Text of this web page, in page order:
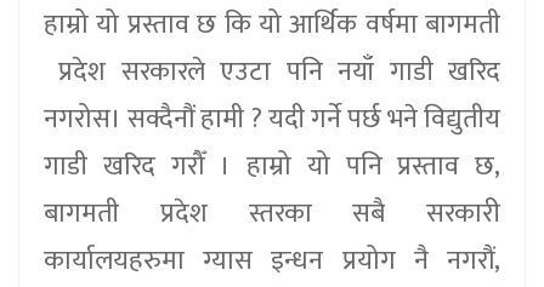
हाम्रो यो प्रस्ताव छ कि यो आर्थिक वर्षमा बागमती
प्रदेश सरकारले एउटा पनि नयाँ गाडी खरिद
नगरोस। सक्दैनौं हामी ? यदी गर्ने पर्छ भने विद्युतीय
गाडी खरिद गरौँ । हाम्रो यो पनि प्रस्ताव छ,
बागमती प्रदेश स्तरका सबै सरकारी
कार्यालयहरुमा ग्यास इन्धन प्रयोग नै नगरौं,